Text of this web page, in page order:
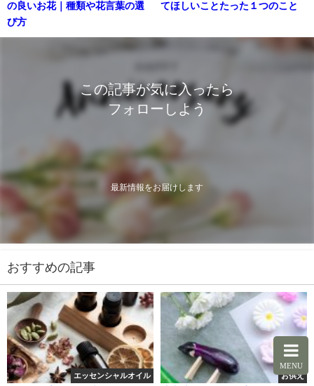
の良いお花｜種類や花言葉の選
び方
てほしいことたった１つのこと
この記事が気に入ったら
フォローしよう
最新情報をお届けします
おすすめの記事
エッセンシャルオイル お供え
MENU